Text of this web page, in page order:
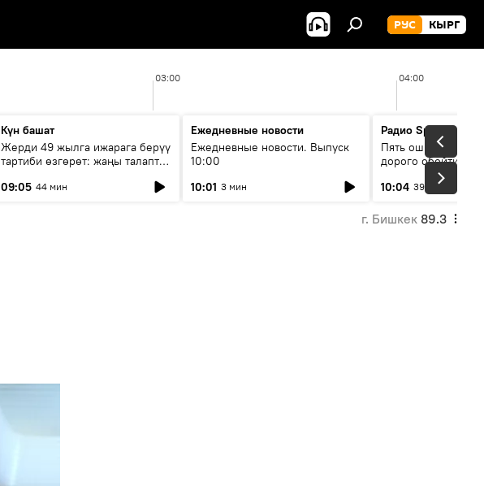
РУС КЫРГ
03:00 04:00
Күн башат
Жерди 49 жылга ижарага берүү
тартиби өзгөрөт: жаңы талаптар
09:05 44 мин
Ежедневные новости
Ежедневные новости. Выпуск
10:00
10:01 3 мин
Радио Sputnik
Пять ошибок
дорого обойтись
10:04 39 мин
г. Бишкек 89.3